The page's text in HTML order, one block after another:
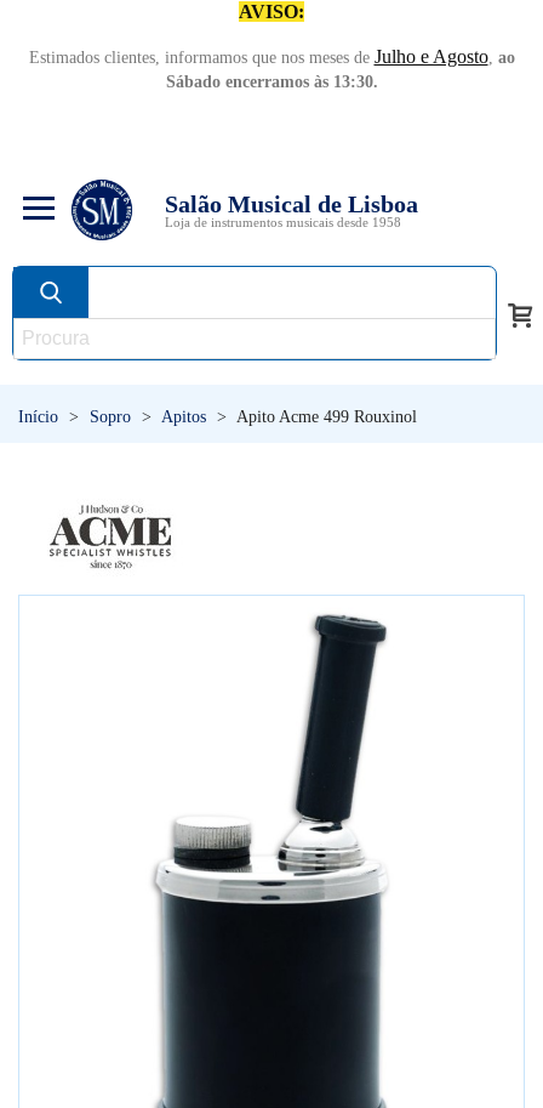
AVISO:
Estimados clientes, informamos que nos meses de Julho e Agosto, ao
Sábado encerramos às 13:30.
Salão Musical de Lisboa
Loja de instrumentos musicais desde 1958
Início > Sopro > Apitos > Apito Acme 499 Rouxinol